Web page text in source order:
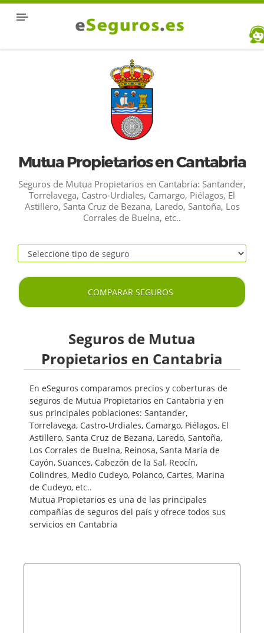
Mutua Propietarios en Cantabria
Seguros de Mutua Propietarios en Cantabria: Santander,
Torrelavega, Castro-Urdiales, Camargo, Piélagos, El
Astillero, Santa Cruz de Bezana, Laredo, Santoña, Los
Corrales de Buelna, etc..
COMPARAR SEGUROS
Seguros de Mutua
Propietarios en Cantabria
En eSeguros comparamos precios y coberturas de
seguros de Mutua Propietarios en Cantabria y en
sus principales poblaciones: Santander,
Torrelavega, Castro-Urdiales, Camargo, Piélagos, El
Astillero, Santa Cruz de Bezana, Laredo, Santoña,
Los Corrales de Buelna, Reinosa, Santa María de
Cayón, Suances, Cabezón de la Sal, Reocín,
Colindres, Medio Cudeyo, Polanco, Cartes, Marina
de Cudeyo, etc..
Mutua Propietarios es una de las principales
compañías de seguros del país y ofrece todos sus
servicios en Cantabria